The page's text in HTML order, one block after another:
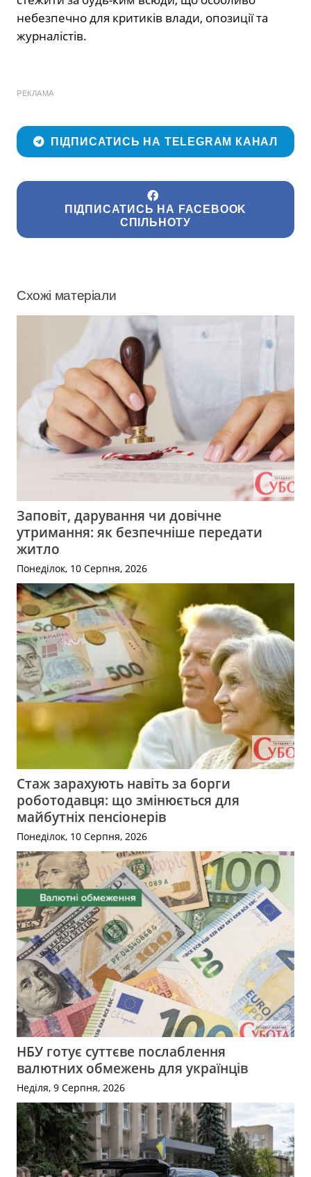
небезпечно для критиків влади, опозиції та
журналістів.
РЕКЛАМА
ПІДПИСАТИСЬ НА TELEGRAM КАНАЛ
ПІДПИСАТИСЬ НА FACEBOOK
СПІЛЬНОТУ
Схожі матеріали
Заповіт, дарування чи довічне
утримання: як безпечніше передати
житло
Понеділок, 10 Серпня, 2026
Стаж зарахують навіть за борги
роботодавця: що змінюється для
майбутніх пенсіонерів
Понеділок, 10 Серпня, 2026
НБУ готує суттєве послаблення
валютних обмежень для українців
Неділя, 9 Серпня, 2026